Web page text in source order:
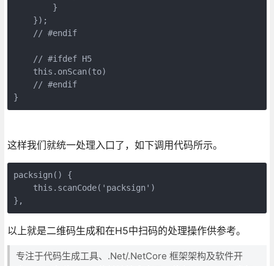
        }
    });
    // #endif
    // #ifdef H5
    this.onScan(to)
    // #endif
}
这样我们就统一处理入口了，如下调用代码所示。
packsign() {
    this.scanCode('packsign')
},
以上就是二维码生成和在H5中扫码的处理操作供参考。
专注于代码生成工具、.Net/.NetCore 框架架构及软件开